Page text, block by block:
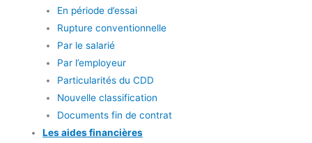
En période d’essai
Rupture conventionnelle
Par le salarié
Par l’employeur
Particularités du CDD
Nouvelle classification
Documents fin de contrat
Les aides financières